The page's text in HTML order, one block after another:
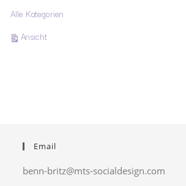
Alle Kategorien
Ansichtausdrucken
Email
benn-britz@mts-socialdesign.com